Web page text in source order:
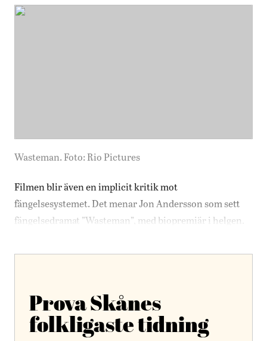
Wasteman. Foto: Rio Pictures
Filmen blir även en implicit kritik mot
fängelsesystemet. Det menar Jon Andersson som sett
fängelsedramat ”Wasteman”, med biopremiär i helgen.
Prova Skånes
folkligaste tidning